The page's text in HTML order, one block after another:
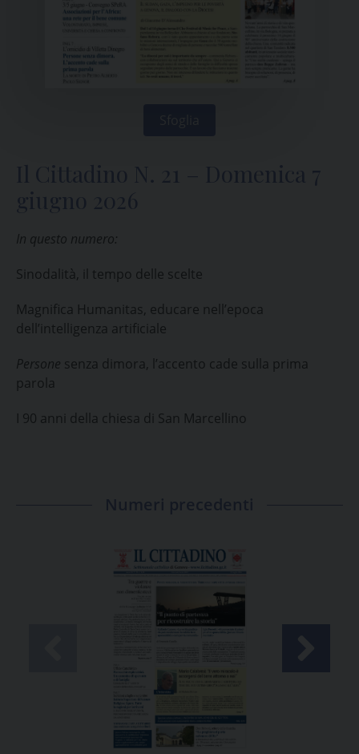
In questo numero:
Sinodalità, il tempo delle scelte
Magnifica Humanitas, educare nell’epoca
dell’intelligenza artificiale
Persone senza dimora, l’accento cade sulla prima
parola
I 90 anni della chiesa di San Marcellino